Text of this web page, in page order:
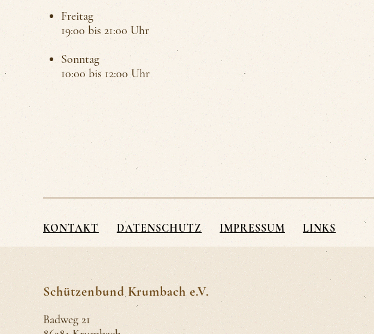
Freitag
19:00 bis 21:00 Uhr
Sonntag
10:00 bis 12:00 Uhr
KONTAKT DATENSCHUTZ IMPRESSUM LINKS
Schützenbund Krumbach e.V.
Badweg 21